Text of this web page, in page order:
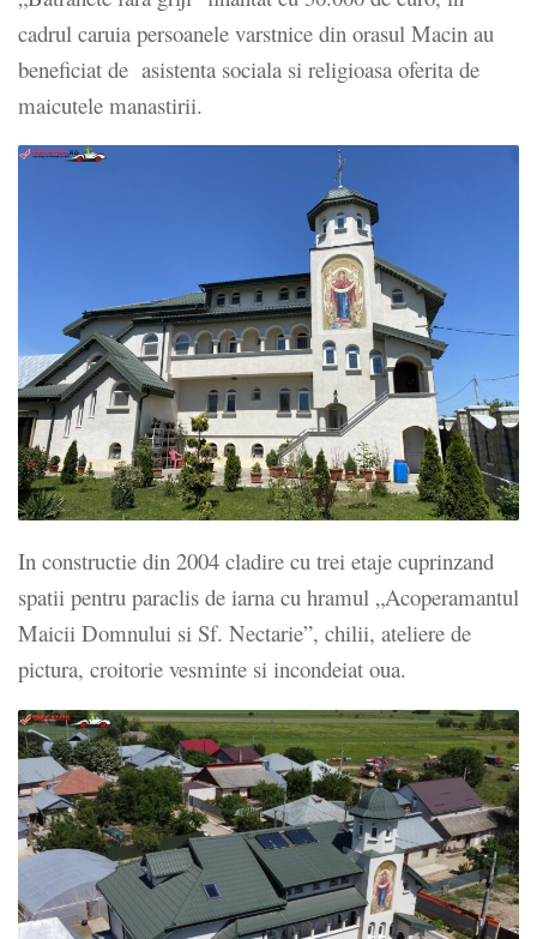
cadrul caruia persoanele varstnice din orasul Macin au
beneficiat de asistenta sociala si religioasa oferita de
maicutele manastirii.
In constructie din 2004 cladire cu trei etaje cuprinzand
spatii pentru paraclis de iarna cu hramul „Acoperamantul
Maicii Domnului si Sf. Nectarie”, chilii, ateliere de
pictura, croitorie vesminte si incondeiat oua.